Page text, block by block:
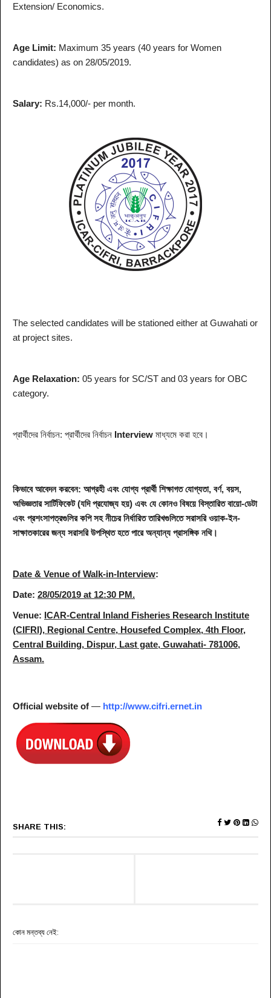
Extension/ Economics.
Age Limit: Maximum 35 years (40 years for Women
candidates) as on 28/05/2019.
Salary: Rs.14,000/- per month.
The selected candidates will be stationed either at Guwahati or
at project sites.
Age Relaxation: 05 years for SC/ST and 03 years for OBC
category.
প্রার্থীদের নির্বাচন: প্রার্থীদের নির্বাচন Interview মাধ্যমে করা হবে।
কিভাবে আবেদন করবেন: আগ্রহী এবং যোগ্য প্রার্থী শিক্ষাগত যোগ্যতা, বর্ণ, বয়স,
অভিজ্ঞতার সার্টিফিকেট (যদি প্রযোজ্য হয়) এবং যে কোনও বিষয়ে বিস্তারিত বায়ো-ডেটা
এবং প্রশংসাপত্রগুলির কপি সহ নীচের নির্ধারিত তারিখগুলিতে সরাসরি ওয়াক-ইন-
সাক্ষাতকারের জন্য সরাসরি উপস্থিত হতে পারে অন্যান্য প্রাসঙ্গিক নথি।
Date & Venue of Walk-in-Interview:
Date: 28/05/2019 at 12:30 PM.
Venue: ICAR-Central Inland Fisheries Research Institute
(CIFRI), Regional Centre, Housefed Complex, 4th Floor,
Central Building, Dispur, Last gate, Guwahati- 781006,
Assam.
Official website of — http://www.cifri.ernet.in
SHARE THIS:
কোন মন্তব্য নেই: